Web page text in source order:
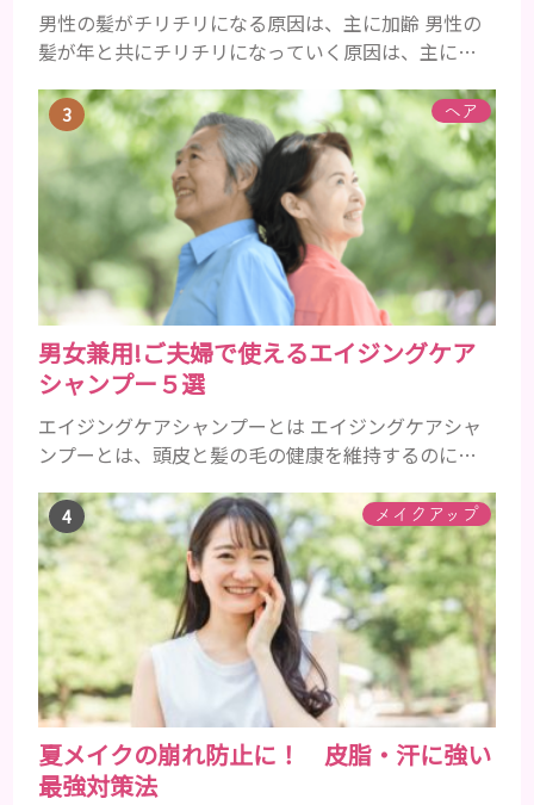
男性の髪がチリチリになる原因は、主に加齢 男性の
髪が年と共にチリチリになっていく原因は、主に加
にツヤがあった男性も、いつのまにか髪がチリチリ
でペタンとするようになったと感じる人もいるでし
ょう。特に大人の男性としての魅力が出てくる40代
以降の男性に悩んでいる人が多い傾向があります。
髪が生え変わるサイクルは、年齢と共に乱れていき
ます。髪が太くならないま...
ヘア
男女兼用!ご夫婦で使えるエイジングケア
シャンプー５選
エイジングケアシャンプーとは エイジングケアシャ
ンプーとは、頭皮と髪の毛の健康を維持するのに必
シャンプーのことです。 加齢とともに気になるの
は、髪のボリュームやハリやコシ、ツヤなどがなく
なってくることや、抜け毛や薄毛、白髪など様々で
す。 自分の改善したい症状に効果的なエイジングケ
アシャンプーを使うことが大事です。 一般的に頭皮
環境をよくするには、アミノ...
メイクアップ
夏メイクの崩れ防止に！ 皮脂・汗に強い
最強対策法